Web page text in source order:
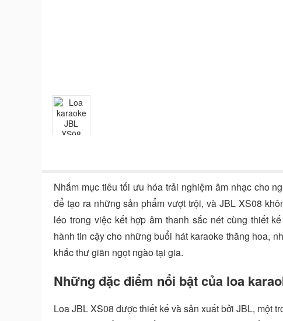
Nhắm mục tiêu tối ưu hóa trải nghiệm âm nhạc cho
để tạo ra những sản phẩm vượt trội, và JBL XS08
léo trong việc kết hợp âm thanh sắc nét cùng thiết
hành tin cậy cho những buổi hát karaoke thăng hoa,
khắc thư giãn ngọt ngào tại gia.
Những đặc điểm nổi bật của loa
Loa JBL XS08 được thiết kế và sản xuất bởi JBL, một